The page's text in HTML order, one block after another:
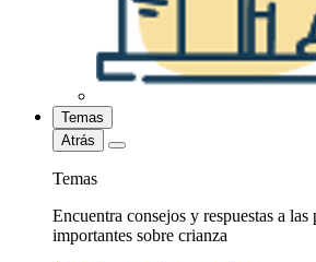
Temas
Atrás
Temas
Encuentra consejos y respuestas a las
importantes sobre crianza